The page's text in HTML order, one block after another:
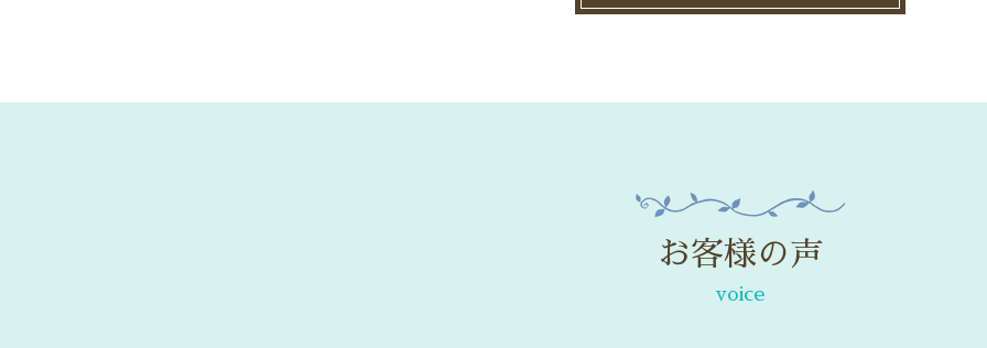
お客様の声
voice